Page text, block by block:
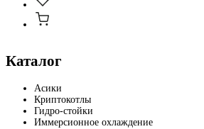
Каталог
Асики
Криптокотлы
Гидро-стойки
Иммерсионное охлаждение